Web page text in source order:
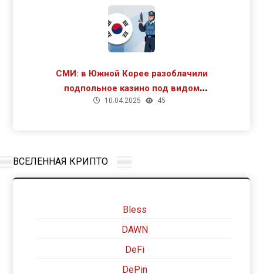
СМИ: в Южной Корее разоблачили
подпольное казино под видом
криптомайнинга
10.04.2025 45
ВСЕЛЕННАЯ КРИПТО
Bless
DAWN
DeFi
DePin